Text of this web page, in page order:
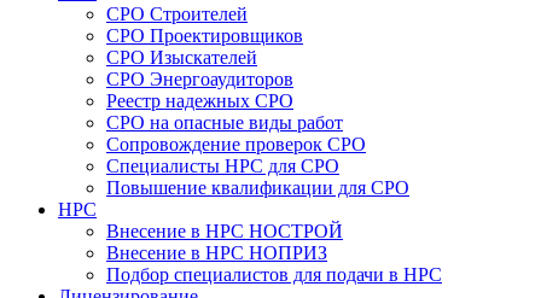
СРО Строителей
СРО Проектировщиков
СРО Изыскателей
СРО Энергоаудиторов
Реестр надежных СРО
СРО на опасные виды работ
Сопровождение проверок СРО
Специалисты НРС для СРО
Повышение квалификации для СРО
НРС
Внесение в НРС НОСТРОЙ
Внесение в НРС НОПРИЗ
Подбор специалистов для подачи в НРС